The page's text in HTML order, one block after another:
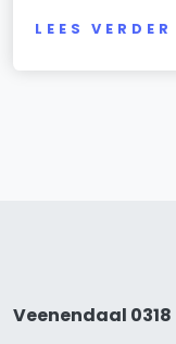
LEES VERDER
Veenendaal 0318